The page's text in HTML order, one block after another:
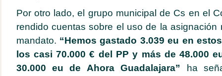
Por otro lado, el grupo municipal de Cs en el
rendido cuentas sobre el uso de la asignación
mandato. “Hemos gastado 3.039 eu en
los casi 70.000 € del PP y más de 48.000
30.000 eu de Ahora Guadalajara”
ha